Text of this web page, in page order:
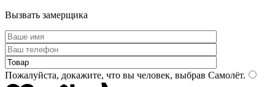
Вызвать замерщика
Пожалуйста, докажите, что вы человек, выбрав Самолёт.